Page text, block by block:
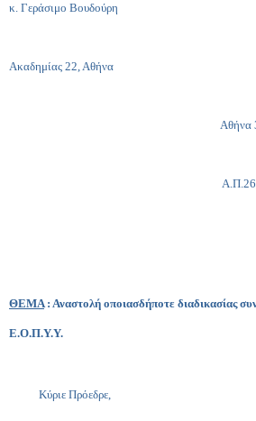
κ. Γεράσιμο Βουδούρη
Ακαδημίας 22, Αθήνα
Αθήνα 3/11/
Α.Π.
ΘΕΜΑ: Αναστολή οποιασδήποτε διαδικασίας
Ε.Ο.Π.Υ.Υ.
Κύριε Πρόεδρε,